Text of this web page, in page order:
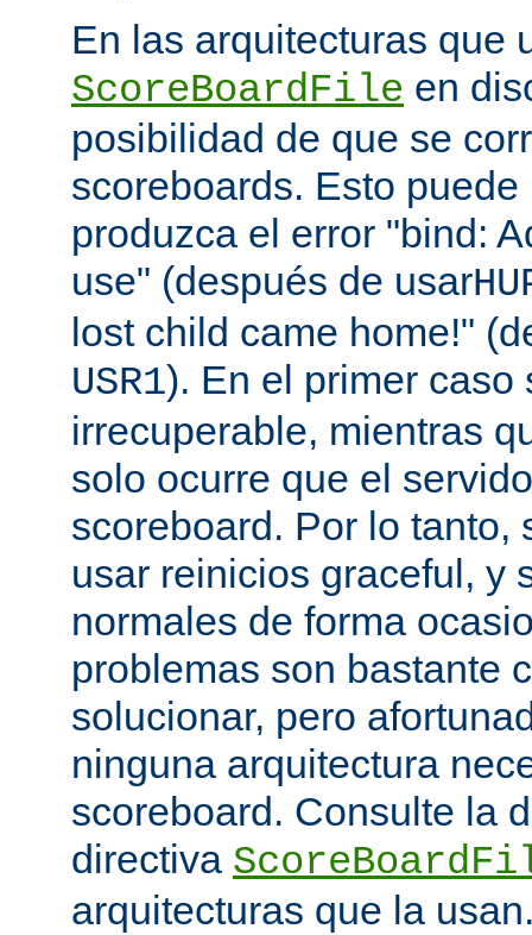
En las arquitecturas que
ScoreBoardFile en
posibilidad de que se
scoreboards. Esto
produzca el error "bind:
use" (después de usar
lost child came home!"
USR1). En el primer caso
irrecuperable, mientras
solo ocurre que el
scoreboard. Por lo tanto,
usar reinicios graceful, y
normales de forma
problemas son bastante
solucionar, pero
ninguna arquitectura
scoreboard. Consulte la
directiva
arquitecturas que la